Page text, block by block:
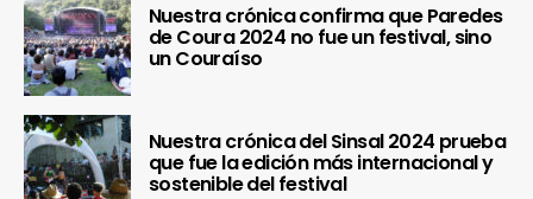
Nuestra crónica confirma que Paredes
de Coura 2024 no fue un festival, sino
un Couraíso
Nuestra crónica del Sinsal 2024 prueba
que fue la edición más internacional y
sostenible del festival